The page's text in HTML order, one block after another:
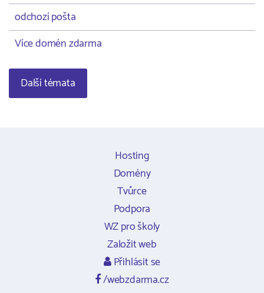
odchozí pošta
Více domén zdarma
Další témata
Hosting
Domény
Tvůrce
Podpora
WZ pro školy
Založit web
Přihlásit se
/webzdarma.cz